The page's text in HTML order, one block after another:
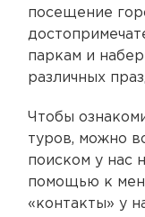
посещение
паркам и
различных
Чтобы
туров, можно
поиском у нас
помощью к
«контакты» у